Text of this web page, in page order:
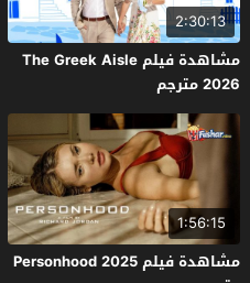
2:30:13
مشاهدة فيلم The Greek Aisle
2026 مترجم
1:56:15
مشاهدة فيلم Personhood 2025